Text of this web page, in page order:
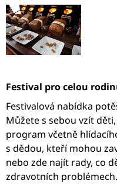
Festival pro celou
Festivalová nabídka
Můžete s sebou vzít
program včetně
s dědou, kteří mohou
nebo zde najít rady, co
zdravotních problémech.